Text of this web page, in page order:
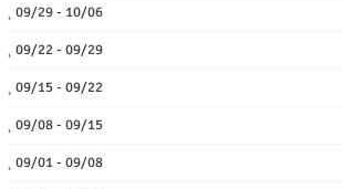
09/29 - 10/06
09/22 - 09/29
09/15 - 09/22
09/08 - 09/15
09/01 - 09/08